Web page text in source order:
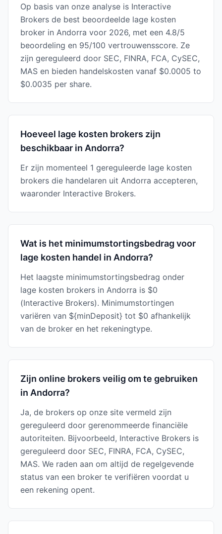
Op basis van onze analyse is Interactive
Brokers de best beoordeelde lage kosten
broker in Andorra voor 2026, met een 4.8/5
beoordeling en 95/100 vertrouwensscore. Ze
zijn gereguleerd door SEC, FINRA, FCA, CySEC,
MAS en bieden handelskosten vanaf $0.0005 to
$0.0035 per share.
Hoeveel lage kosten brokers zijn
beschikbaar in Andorra?
Er zijn momenteel 1 gereguleerde lage kosten
brokers die handelaren uit Andorra accepteren,
waaronder Interactive Brokers.
Wat is het minimumstortingsbedrag voor
lage kosten handel in Andorra?
Het laagste minimumstortingsbedrag onder
lage kosten brokers in Andorra is $0
(Interactive Brokers). Minimumstortingen
variëren van ${minDeposit} tot $0 afhankelijk
van de broker en het rekeningtype.
Zijn online brokers veilig om te gebruiken
in Andorra?
Ja, de brokers op onze site vermeld zijn
gereguleerd door gerenommeerde financiële
autoriteiten. Bijvoorbeeld, Interactive Brokers is
gereguleerd door SEC, FINRA, FCA, CySEC,
MAS. We raden aan om altijd de regelgevende
status van een broker te verifiëren voordat u
een rekening opent.